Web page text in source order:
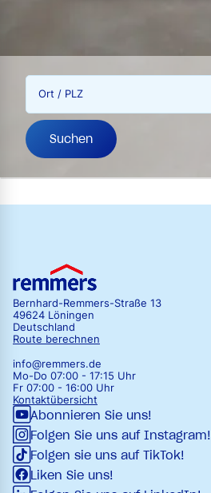
Ort / PLZ
Suchen
Bernhard-Remmers-Straße 13
49624 Löningen
Deutschland
Route berechnen
info@remmers.de
Mo-Do 07:00 - 17:15 Uhr
Fr 07:00 - 16:00 Uhr
Kontaktübersicht
Abonnieren Sie uns!
Folgen Sie uns auf Instagram!
Folgen sie uns auf TikTok!
Liken Sie uns!